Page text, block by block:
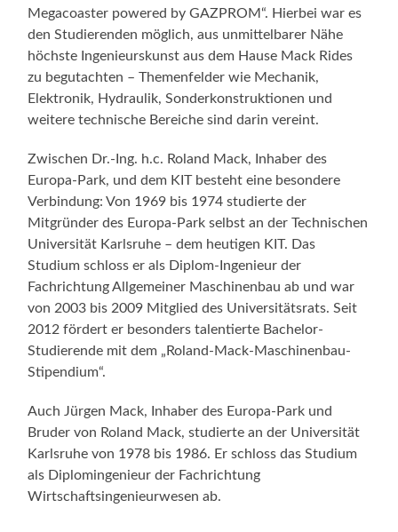
Megacoaster powered by GAZPROM“. Hierbei war es
den Studierenden möglich, aus unmittelbarer Nähe
höchste Ingenieurskunst aus dem Hause Mack Rides
zu begutachten – Themenfelder wie Mechanik,
Elektronik, Hydraulik, Sonderkonstruktionen und
weitere technische Bereiche sind darin vereint.
Zwischen Dr.-Ing. h.c. Roland Mack, Inhaber des
Europa-Park, und dem KIT besteht eine besondere
Verbindung: Von 1969 bis 1974 studierte der
Mitgründer des Europa-Park selbst an der Technischen
Universität Karlsruhe – dem heutigen KIT. Das
Studium schloss er als Diplom-Ingenieur der
Fachrichtung Allgemeiner Maschinenbau ab und war
von 2003 bis 2009 Mitglied des Universitätsrats. Seit
2012 fördert er besonders talentierte Bachelor-
Studierende mit dem „Roland-Mack-Maschinenbau-
Stipendium“.
Auch Jürgen Mack, Inhaber des Europa-Park und
Bruder von Roland Mack, studierte an der Universität
Karlsruhe von 1978 bis 1986. Er schloss das Studium
als Diplomingenieur der Fachrichtung
Wirtschaftsingenieurwesen ab.